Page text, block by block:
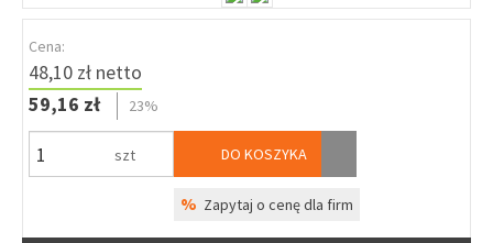
Cena:
48,10 zł netto
59,16 zł
23%
szt DO KOSZYKA
% Zapytaj o cenę dla firm